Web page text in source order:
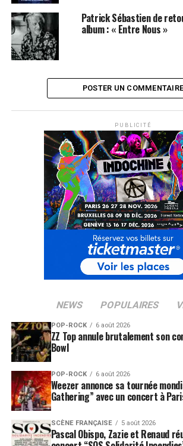
Patrick Sébastien de
album : « Entre Nous »
POSTER UN COMMENTAIRE
PUBLICITÉ
NEWS POPULAIRES
POP-ROCK 6 août 2026
ZZ Top annule brutalement son
Bowl
POP-ROCK 6 août 2026
Weezer annonce sa tournée
Gathering” avec un concert à
SCÈNE FRANÇAISE 5 août 2026
Pascal Obispo, Zazie et Renaud